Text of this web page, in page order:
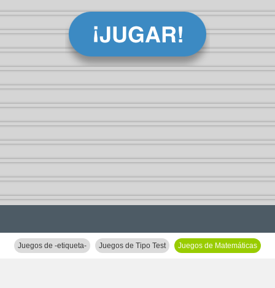
Juegos de -etiqueta- Juegos de Tipo Test Juegos de Matemáticas